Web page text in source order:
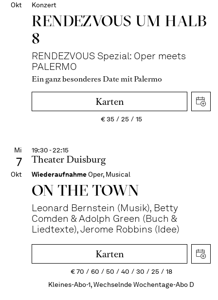
Okt Konzert
RENDEZVOUS UM HALB
8
RENDEZVOUS Spezial: Oper meets
PALERMO
Ein ganz besonderes Date mit Palermo
Karten
€35 25 15
Mi
7
Okt
19:30 - 22:15
Theater Duisburg
WiederaufnahmeOper, Musical
ON THE TOWN
Leonard Bernstein (Musik), Betty
Comden & Adolph Green (Buch &
Liedtexte), Jerome Robbins (Idee)
Karten
€70 60 50 40 30 25
18
Kleines-Abo-1, Wechselnde Wochentage-Abo D